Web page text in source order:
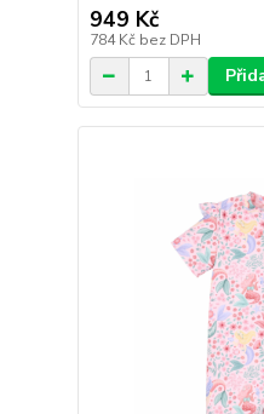
949 Kč
784 Kč bez DPH